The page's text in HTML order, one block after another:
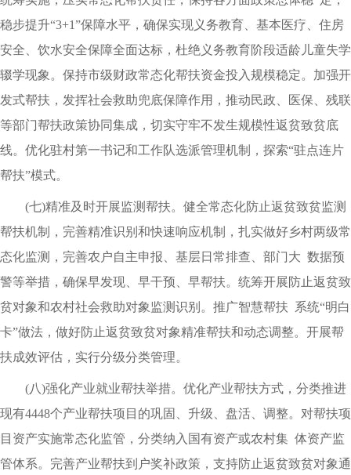
稳步提升“3+1”保障水平，确保实现义务教育、基本医疗、住房
安全、饮水安全保障全面达标，杜绝义务教育阶段适龄儿童失学
辍学现象。保持市级财政常态化帮扶资金投入规模稳定。加强开
发式帮扶，发挥社会救助兜底保障作用，推动民政、医保、残联
等部门帮扶政策协同集成，切实守牢不发生规模性返贫致贫底
线。优化驻村第一书记和工作队选派管理机制，探索“驻点连片
帮扶”模式。
(七)精准及时开展监测帮扶。健全常态化防止返贫致贫监测
帮扶机制，完善精准识别和快速响应机制，扎实做好乡村两级常
态化监测，完善农户自主申报、基层日常排查、部门大 数据预
警等举措，确保早发现、早干预、早帮扶。统筹开展防止返贫致
贫对象和农村社会救助对象监测识别。推广智慧帮扶 系统“明白
卡”做法，做好防止返贫致贫对象精准帮扶和动态调整。开展帮
扶成效评估，实行分级分类管理。
(八)强化产业就业帮扶举措。优化产业帮扶方式，分类推进
现有4448个产业帮扶项目的巩固、升级、盘活、调整。对帮扶项
目资产实施常态化监管，分类纳入国有资产或农村集 体资产监
管体系。完善产业帮扶到户奖补政策，支持防止返贫致贫对象通